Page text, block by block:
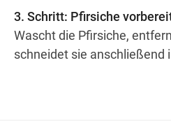
3. Schritt: Pfirsiche
Wascht die Pfirsiche,
schneidet sie anschließend